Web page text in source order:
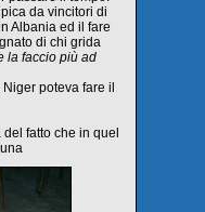
da vincitori di
Albania ed il fare
di chi grida
la faccio più ad
poteva fare il
fatto che in quel